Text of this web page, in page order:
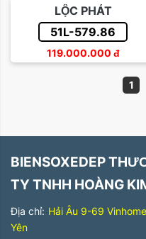
LỘC PHÁT
51L-579.86
119.000.000 đ
1
BIENSOXEDEP
TY TNHH HOÀNG
Địa chỉ: Hải Âu 9-69
Yên